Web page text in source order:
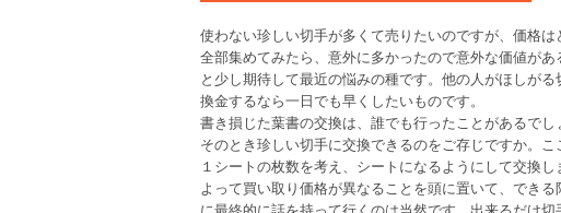
使わない珍しい切手が多くて売りたいのですが、価格
全部集めてみたら、意外に多かったので意外な価値が
と少し期待して最近の悩みの種です。他の人がほしが
換金するなら一日でも早くしたいものです。
書き損じた葉書の交換は、誰でも行ったことがあるでし
そのとき珍しい切手に交換できるのをご存じですか。
１シートの枚数を考え、シートになるようにして交換
よって買い取り価格が異なることを頭に置いて、でき